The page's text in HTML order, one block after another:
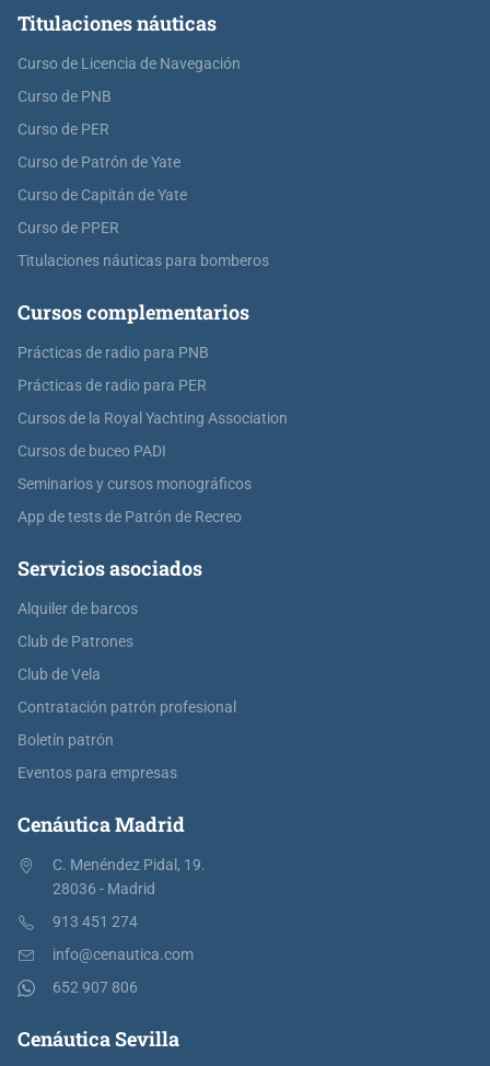
Titulaciones náuticas
Curso de Licencia de Navegación
Curso de PNB
Curso de PER
Curso de Patrón de Yate
Curso de Capitán de Yate
Curso de PPER
Titulaciones náuticas para bomberos
Cursos complementarios
Prácticas de radio para PNB
Prácticas de radio para PER
Cursos de la Royal Yachting Association
Cursos de buceo PADI
Seminarios y cursos monográficos
App de tests de Patrón de Recreo
Servicios asociados
Alquiler de barcos
Club de Patrones
Club de Vela
Contratación patrón profesional
Boletín patrón
Eventos para empresas
Cenáutica Madrid
C. Menéndez Pidal, 19.
28036 - Madrid
913 451 274
info@cenautica.com
652 907 806
Cenáutica Sevilla